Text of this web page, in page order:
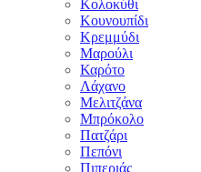
Κολοκύθι
Κουνουπίδι
Κρεμμύδι
Μαρούλι
Καρότο
Λάχανο
Μελιτζάνα
Μπρόκολο
Πατζάρι
Πεπόνι
Πιπεριάς